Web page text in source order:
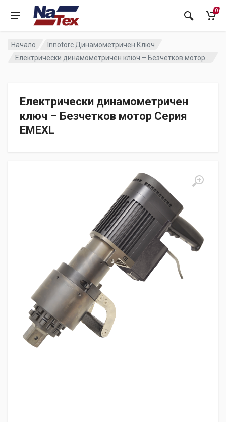
0
Начало
Innotorc Динамометричен Ключ
Електрически динамометричен
ключ – Безчетков мотор Серия
EMEXL